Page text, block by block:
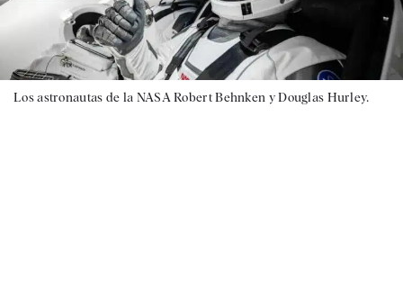
Los astronautas de la NASA Robert Behnken y Douglas Hurley.